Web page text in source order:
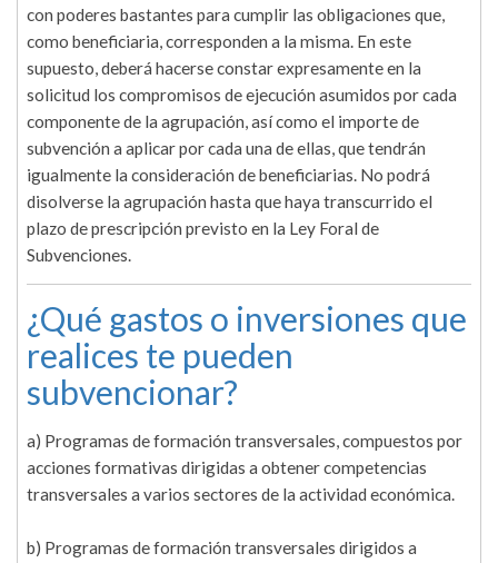
con poderes bastantes para cumplir las obligaciones que,
como beneficiaria, corresponden a la misma. En este
supuesto, deberá hacerse constar expresamente en la
solicitud los compromisos de ejecución asumidos por cada
componente de la agrupación, así como el importe de
subvención a aplicar por cada una de ellas, que tendrán
igualmente la consideración de beneficiarias. No podrá
disolverse la agrupación hasta que haya transcurrido el
plazo de prescripción previsto en la Ley Foral de
Subvenciones.
¿Qué gastos o inversiones que
realices te pueden
subvencionar?
a) Programas de formación transversales, compuestos por
acciones formativas dirigidas a obtener competencias
transversales a varios sectores de la actividad económica.
b) Programas de formación transversales dirigidos a